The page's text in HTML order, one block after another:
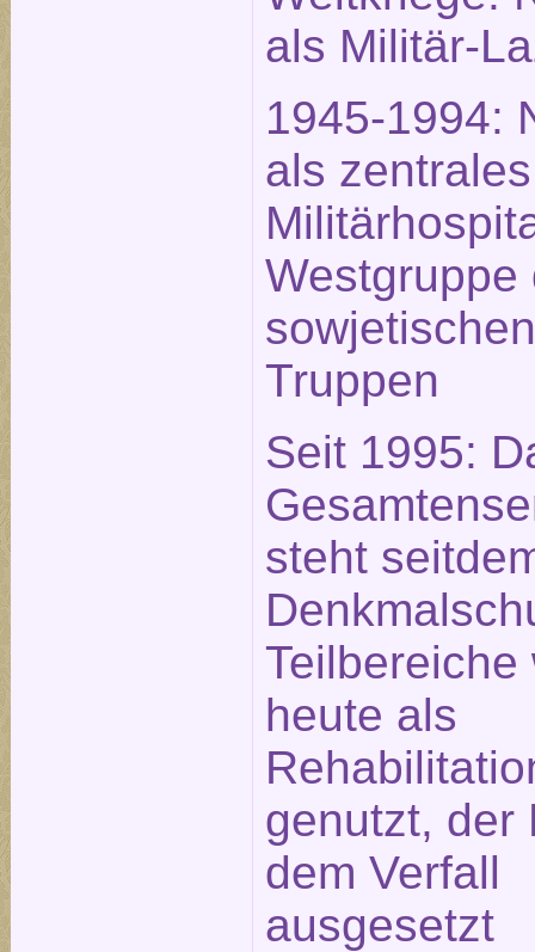
als Militär-
1945-1994:
als zentrales
Westgruppe
sowjetischen
Truppen
Seit 1995:
steht
Teilbereiche
heute als
genutzt, der
dem Verfall
ausgesetzt